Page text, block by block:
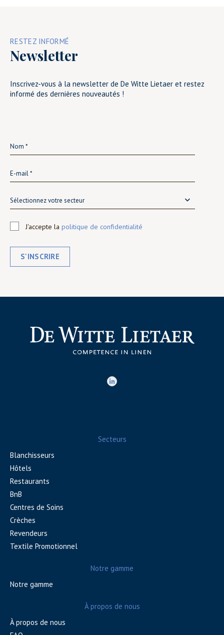
RESTEZ INFORMÉ
Newsletter
Inscrivez-vous à la newsletter de De Witte Lietaer et restez
informé des dernières nouveautés !
Sélectionnez votre secteur
J'accepte la politique de confidentialité
S'INSCRIRE
Secteurs
Blanchisseurs
Hôtels
Restaurants
BnB
Centres de Soins
Crèches
Revendeurs
Textile Promotionnel
Notre gamme
Notre gamme
À propos de nous
À propos de nous